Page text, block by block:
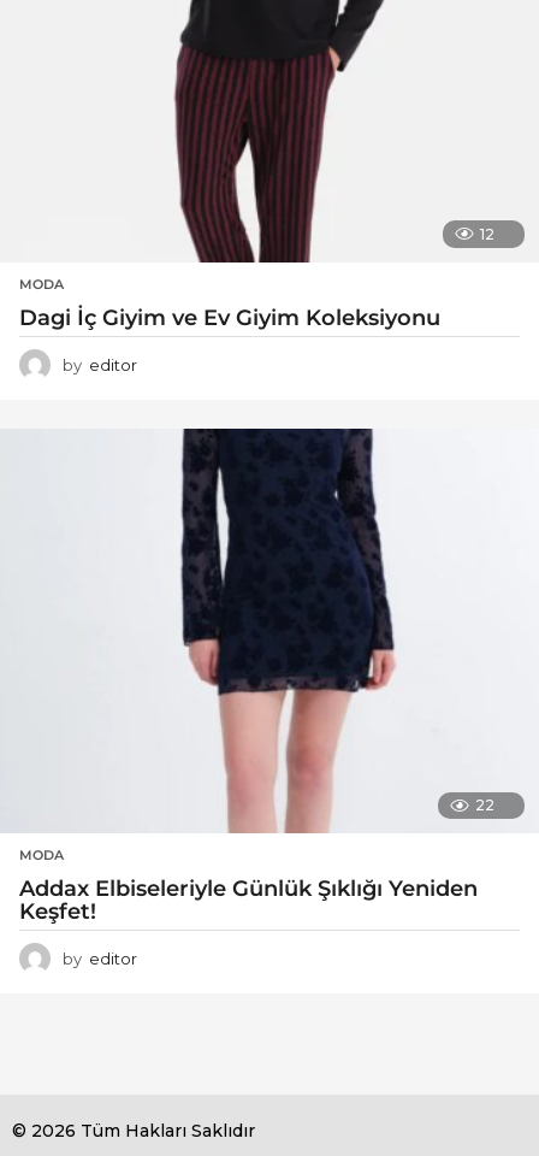
12
MODA
Dagi İç Giyim ve Ev Giyim Koleksiyonu
by editor
22
MODA
Addax Elbiseleriyle Günlük Şıklığı Yeniden
Keşfet!
by editor
© 2026 Tüm Hakları Saklıdır